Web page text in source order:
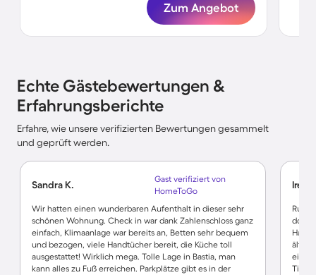
Zum Angebot
Echte Gästebewertungen &
Erfahrungsberichte
Erfahre, wie unsere verifizierten Bewertungen gesammelt
und geprüft werden.
Sandra K.
Gast verifiziert von
HomeToGo
Wir hatten einen wunderbaren Aufenthalt in dieser sehr
schönen Wohnung. Check in war dank Zahlenschloss ganz
einfach, Klimaanlage war bereits an, Betten sehr bequem
und bezogen, viele Handtücher bereit, die Küche toll
ausgestattet! Wirklich mega. Tolle Lage in Bastia, man
kann alles zu Fuß erreichen. Parkplätze gibt es in der
Irene
doch
Tipp